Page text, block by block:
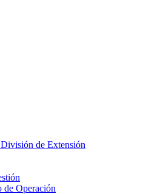
de Extensión
de Operación